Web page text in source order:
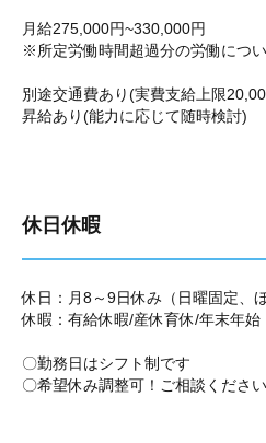
月給275,000円~330,000円
※所定労働時間超過分の労働につ
別途交通費あり(実費支給上限
昇給あり(能力に応じて随時検討)
休日休暇
休日：月8～9日休み（日曜固定、
休暇：有給休暇/産休育休/年末年始
〇勤務日はシフト制です
〇希望休み調整可！ご相談ください